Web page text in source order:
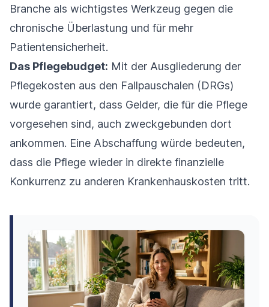
Branche als wichtigstes Werkzeug gegen die
chronische Überlastung und für mehr
Patientensicherheit.
Das Pflegebudget: Mit der Ausgliederung der
Pflegekosten aus den Fallpauschalen (DRGs)
wurde garantiert, dass Gelder, die für die Pflege
vorgesehen sind, auch zweckgebunden dort
ankommen. Eine Abschaffung würde bedeuten,
dass die Pflege wieder in direkte finanzielle
Konkurrenz zu anderen Krankenhauskosten tritt.